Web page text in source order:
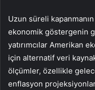
Uzun süreli
ekonomik göstergenin
yatırımcılar Amerikan
için alternatif veri
ölçümler, özellikle
enflasyon